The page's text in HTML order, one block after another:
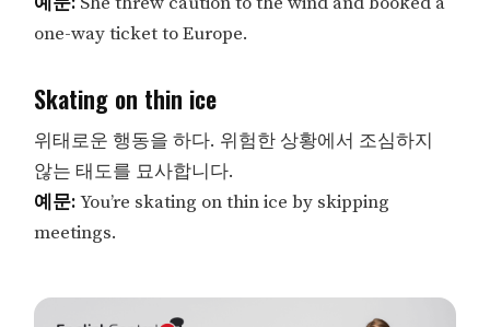
one-way ticket to Europe.
Skating on thin ice
위태로운 행동을 하다. 위험한 상황에서 조심하지
않는 태도를 묘사합니다.
예문:You’re skating on thin ice by skipping
meetings.